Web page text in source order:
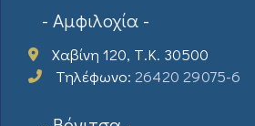
- Αμφιλοχία -
Χαβίνη 120, Τ.Κ. 30500
Τηλέφωνο: 26420 29075-6